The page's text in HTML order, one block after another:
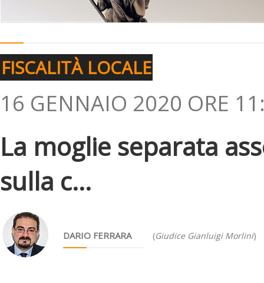
FISCALITÀ LOCALE
16 GENNAIO 2020 ORE
La moglie separata
sulla c...
DARIO FERRARA (Giudice Gianluigi Morlini)